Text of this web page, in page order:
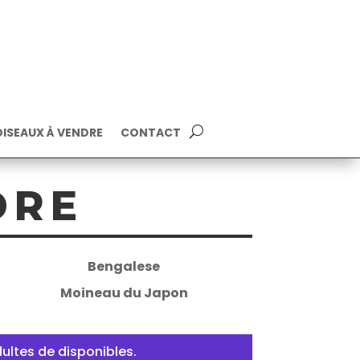
À VENDRE CONTACT
Bengalese
Moineau du Japon
de disponibles.